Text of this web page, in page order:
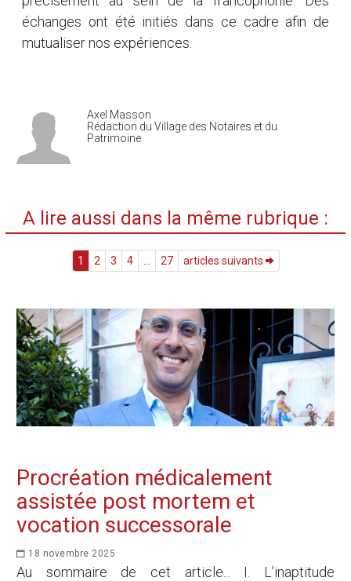
échanges ont été initiés dans ce cadre afin de
mutualiser nos expériences.
Axel Masson
Rédaction du Village des Notaires et du
Patrimoine
A lire aussi dans la même rubrique :
1 2 3 4 27 articles suivants
Procréation médicalement
assistée post mortem et
vocation successorale
18 novembre 2025
Au sommaire de cet article... I. L’inaptitude